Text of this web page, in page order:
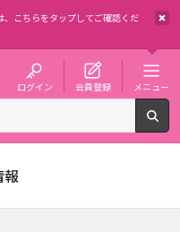
こちらをタップしてご確認くだ
ログイン 会員登録 メニュー
報